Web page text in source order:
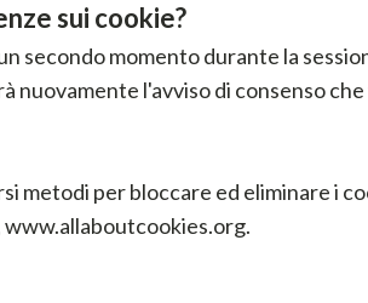
sui cookie?
secondo momento durante la
nuovamente l'avviso di consenso
metodi per bloccare ed eliminare i